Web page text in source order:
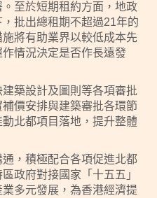
至於短期租約方面，地政
批出總租期不超過21年的
將有助業界以較低成本先
情況決定是否作長遠發
築設計及圖則等各項審批
價安排與建築審批各環節
北都項目落地，提升整體
，積極配合各項促進北都
政府對接國家「十五五」
多元發展，為香港經濟提